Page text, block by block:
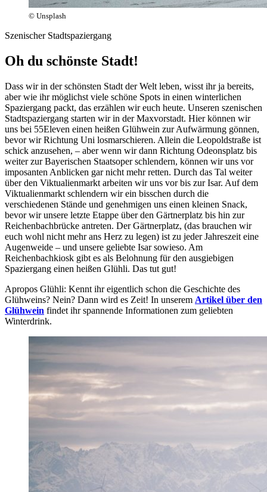
© Unsplash
Szenischer Stadtspaziergang
Oh du schönste Stadt!
Dass wir in der schönsten Stadt der Welt leben, wisst ihr ja bereits,
aber wie ihr möglichst viele schöne Spots in einen winterlichen
Spaziergang packt, das erzählen wir euch heute. Unseren szenischen
Stadtspaziergang starten wir in der Maxvorstadt. Hier können wir
uns bei 55Eleven einen heißen Glühwein zur Aufwärmung gönnen,
bevor wir Richtung Uni losmarschieren. Allein die Leopoldstraße ist
schick anzusehen, – aber wenn wir dann Richtung Odeonsplatz bis
weiter zurBayerischen Staatsoper schlendern, können wir uns vor
imposanten Anblicken gar nicht mehr retten. Durch das Tal weiter
über den Viktualienmarkt arbeiten wir uns vor bis zur Isar. Auf dem
Viktualienmarkt schlendern wir ein bisschen durch die
verschiedenen Stände und genehmigen uns einen kleinen Snack,
bevorwir unsere letzte Etappe über den Gärtnerplatz bis hin zur
Reichenbachbrücke antreten. Der Gärtnerplatz, (das brauchen wir
euch wohl nicht mehr ans Herz zu legen) ist zu jeder Jahreszeit eine
Augenweide – und unsere geliebte Isar sowieso. Am
Reichenbachkiosk gibt es als Belohnung für den ausgiebigen
Spaziergang einen heißen Glühli. Das tut gut!
Apropos Glühli: Kennt ihr eigentlich schon die Geschichte des
Glühweins? Nein? Dann wird es Zeit! In unserem Artikel über den
Glühwein findet ihr spannende Informationen zum geliebten
Winterdrink.